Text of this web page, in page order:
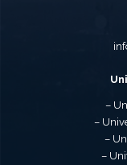
–
–
–
–